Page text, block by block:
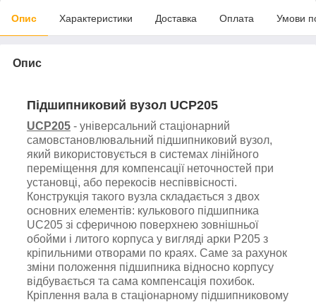
Опис Характеристики Доставка Оплата Умови
Опис
Підшипниковий вузол UCP205
UCP205 - універсальний стаціонарний
самовстановлювальний підшипниковий вузол,
який використовується в системах лінійного
переміщення для компенсації неточностей при
установці, або перекосів неспіввісності.
Конструкція такого вузла складається з двох
основних елементів: кулькового підшипника
UC205 зі сферичною поверхнею зовнішньої
обойми і литого корпуса у вигляді арки P205 з
кріпильними отворами по краях. Саме за рахунок
зміни положення підшипника відносно корпусу
відбувається та сама компенсація похибок.
Кріплення вала в стаціонарному підшипниковому